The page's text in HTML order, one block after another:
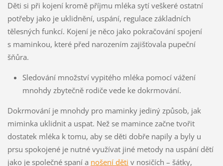
Děti si při kojení kromě příjmu mléka sytí veškeré ostatní
potřeby jako je uklidnění, uspání, regulace základních
tělesných funkcí. Kojení je něco jako pokračování spojení
s maminkou, které před narozením zajišťovala pupeční
šňůra.
Sledování množství vypitého mléka pomocí vážení
mnohdy zbytečně rodiče vede ke dokrmování.
Dokrmování je mnohdy pro maminky jediný způsob, jak
miminka uklidnit a uspat. Než se mamince začne tvořit
dostatek mléka k tomu, aby se děti dobře napily a byly u
prsu spokojené je nutné využívat jiné metody na uspání dětí
jako je společné spaní a nošení děti v nosičích – šátky,